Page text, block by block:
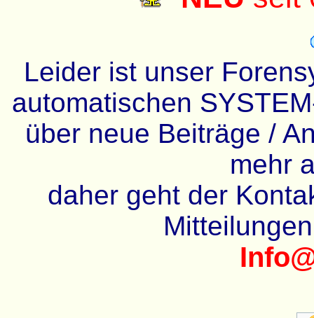
Leider ist unser
automatischen
über neue Beiträge /
mehr
daher geht der